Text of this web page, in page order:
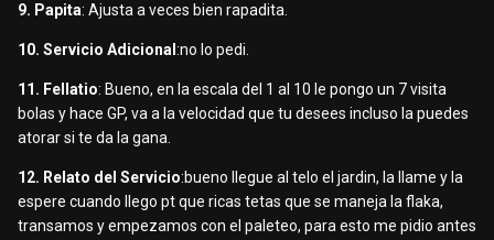
9. Papita: Ajusta a veces bien rapadita.
10. Servicio Adicional :no lo pedi.
11. Fellatio: Bueno, en la escala del 1 al 10 le pongo un 7 visita
bolas y hace GP, va a la velocidad que tu desees incluso la puedes
atorar si te da la gana.
12. Relato del Servicio:bueno llegue al telo el jardin, la llame y la
espere cuando llego pt que ricas tetas que se maneja la flaka,
transamos y empezamos con el paleteo, para esto me pidio antes